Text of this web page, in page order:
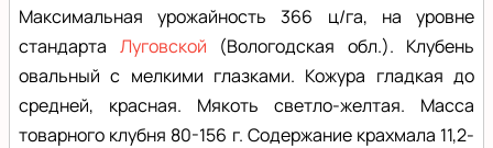
Максимальная урожайность 366 ц/га, на уровне
стандарта Луговской (Вологодская обл.). Клубень
овальный с мелкими глазками. Кожура гладкая до
средней, красная. Мякоть светло-желтая. Масса
товарного клубня 80-156 г. Содержание крахмала 11,2-